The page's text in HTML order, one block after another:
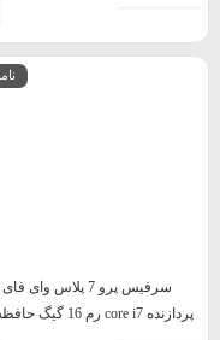
سرفیس پرو 7 پلاس وای